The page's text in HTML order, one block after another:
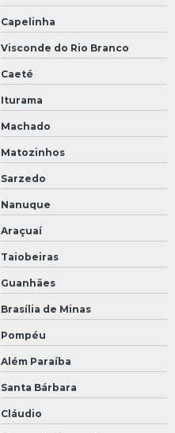
Capelinha
Visconde do Rio Branco
Caeté
Iturama
Machado
Matozinhos
Sarzedo
Nanuque
Araçuaí
Taiobeiras
Guanhães
Brasília de Minas
Pompéu
Além Paraíba
Santa Bárbara
Cláudio